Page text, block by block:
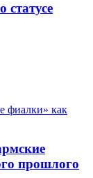
статусе
прошлого